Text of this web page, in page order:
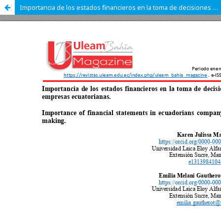
Importancia de los estados financieros en la toma de decisiones de las empresas ecuatorianas.